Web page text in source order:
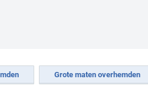
Grote maten overhemden